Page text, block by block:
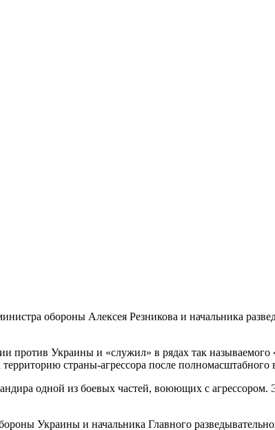
обороны Алексея Резникова и начальника
против Украины и «служил» в рядах так называемого
страны-агрессора после полномасштабного
одной из боевых частей, воюющих с
Украины и начальника Главного